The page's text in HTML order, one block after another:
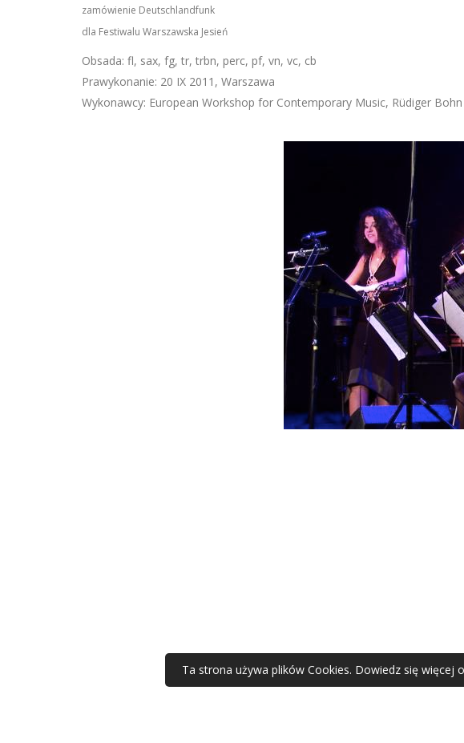
zamówienie Deutschlandfunk
dla Festiwalu Warszawska Jesień
Obsada: fl, sax, fg, tr, trbn, perc, pf, vn, vc, cb
Prawykonanie: 20 IX 2011, Warszawa
Wykonawcy: European Workshop for Contemporary Music, Rüdiger Bohn
Ta strona używa plików Cookies. Dowiedz się więcej